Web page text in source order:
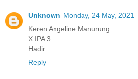
Unknown Monday, 24 May, 2021
Keren Angeline Manurung
X IPA 3
Hadir
Reply